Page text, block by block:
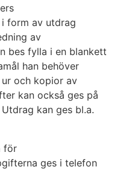
form av utdrag
av
bes fylla i en blankett
han behöver
och kopior av
kan också ges på
kan ges bl.a.
för
ges i telefon